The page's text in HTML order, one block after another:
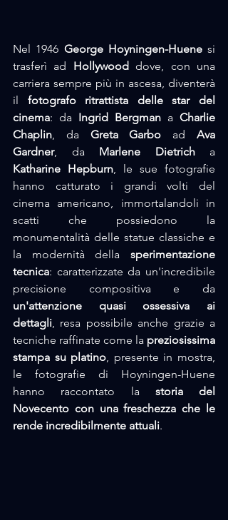
Nel 1946 George Hoyningen-Huene si
trasferì ad Hollywood dove, con una
carriera sempre più in ascesa, diventerà
il fotografo ritrattista delle star del
cinema: da Ingrid Bergman a Charlie
Chaplin, da Greta Garbo ad Ava
Gardner, da Marlene Dietrich
Katharine Hepburn, le sue fotografie
hanno catturato i grandi volti del
cinema americano, immortalandoli in
scatti che possiedono la
monumentalità delle statue classiche e
la modernità della sperimentazione
tecnica: caratterizzate da un'incredibile
un'attenzione quasi ossessiva ai
dettagli, resa possibile anche grazie a
tecniche raffinate come la preziosissima
stampa su platino, presente in mostra,
le fotografie di Hoyningen-Huene
hanno raccontato la storia del
Novecento con una freschezza che le
rende incredibilmente attuali.